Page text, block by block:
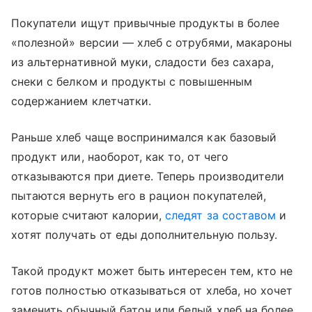
Покупатели ищут привычные продукты в более
«полезной» версии — хлеб с отрубями, макароны
из альтернативной муки, сладости без сахара,
снеки с белком и продукты с повышенным
содержанием клетчатки.
Раньше хлеб чаще воспринимался как базовый
продукт или, наоборот, как то, от чего
отказываются при диете. Теперь производители
пытаются вернуть его в рацион покупателей,
которые считают калории,следят за составом и
хотят получать от еды дополнительную пользу.
Такой продукт может быть интересен тем, кто не
готов полностью отказываться от хлеба, но хочет